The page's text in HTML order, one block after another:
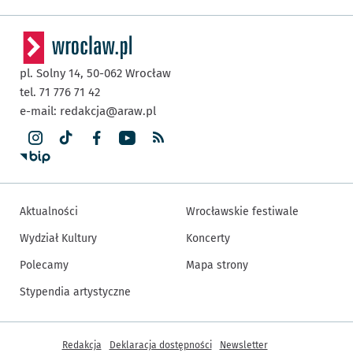
pl. Solny 14, 50-062 Wrocław
tel. 71 776 71 42
e-mail: redakcja@araw.pl
Aktualności
Wydział Kultury
Polecamy
Stypendia artystyczne
Wrocławskie festiwale
Koncerty
Mapa strony
Inne informacje
Redakcja Deklaracja dostępności Newsletter